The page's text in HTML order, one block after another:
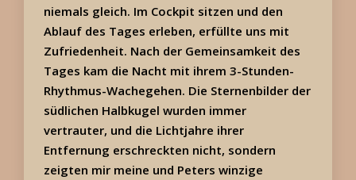
niemals gleich. Im Cockpit sitzen und den
Ablauf des Tages erleben, erfüllte uns mit
Zufriedenheit. Nach der Gemeinsamkeit des
Tages kam die Nacht mit ihrem 3-Stunden-
Rhythmus-Wachegehen. Die Sternenbilder der
südlichen Halbkugel wurden immer
vertrauter, und die Lichtjahre ihrer
Entfernung erschreckten nicht, sondern
zeigten mir meine und Peters winzige